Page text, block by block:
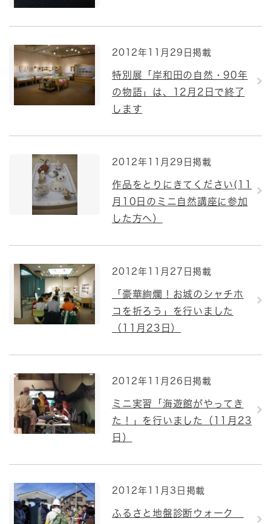
2012年11月29日掲載
特別展「岸和田の自然・90年
の物語」は、12月2日で終了
します
2012年11月29日掲載
作品をとりにきてください(11
月10日のミニ自然講座に参加
した方へ）
2012年11月27日掲載
「豪華絢爛！お城のシャチホ
コを折ろう」を行いました
（11月23日）
2012年11月26日掲載
ミニ実習「海遊館がやってき
た！」を行いました（11月23
日）
2012年11月3日掲載
ふるさと地盤診断ウォーク